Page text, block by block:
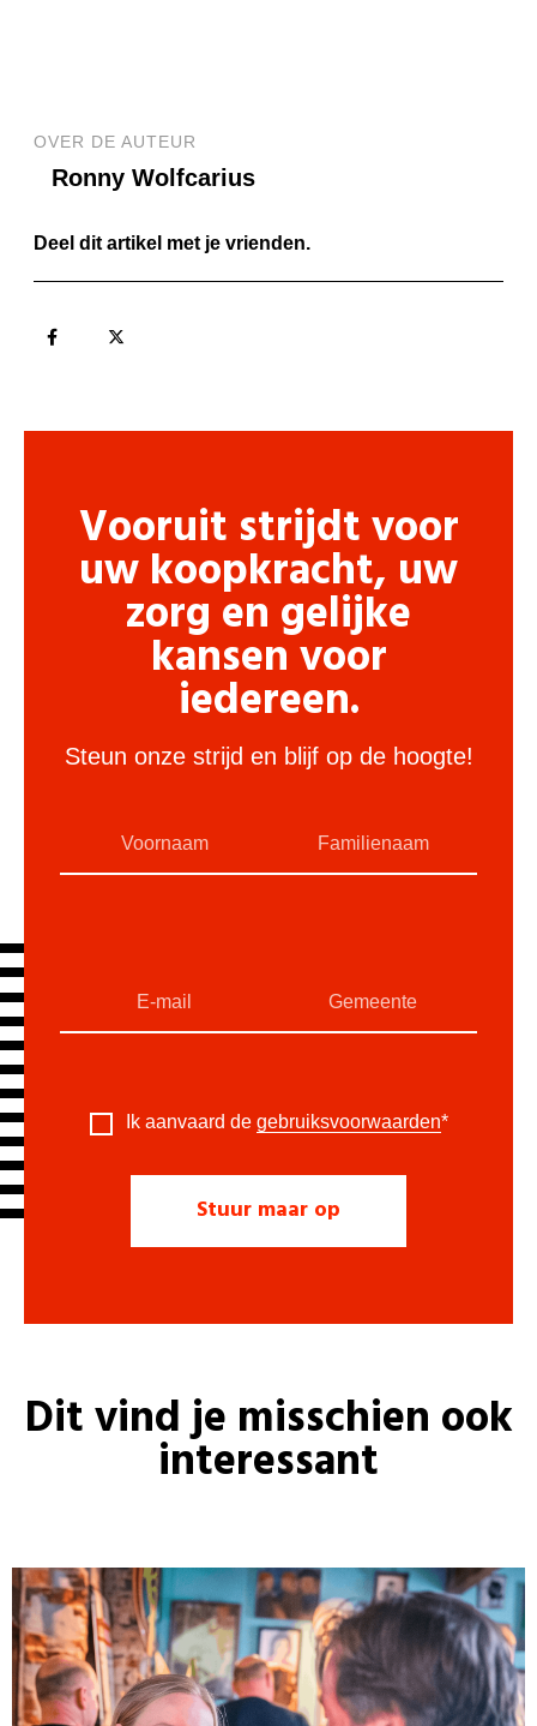
OVER DE AUTEUR
Ronny Wolfcarius
Deel dit artikel met je vrienden.
Vooruit strijdt voor
uw koopkracht, uw
zorg en gelijke
kansen voor
iedereen.
Steun onze strijd en blijf op de hoogte!
Ik aanvaard de gebruiksvoorwaarden*
Dit vind je misschien ook
interessant